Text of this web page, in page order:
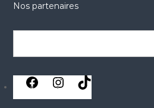
Nos partenaires
réseaux réseaux
sociaux
réseaux